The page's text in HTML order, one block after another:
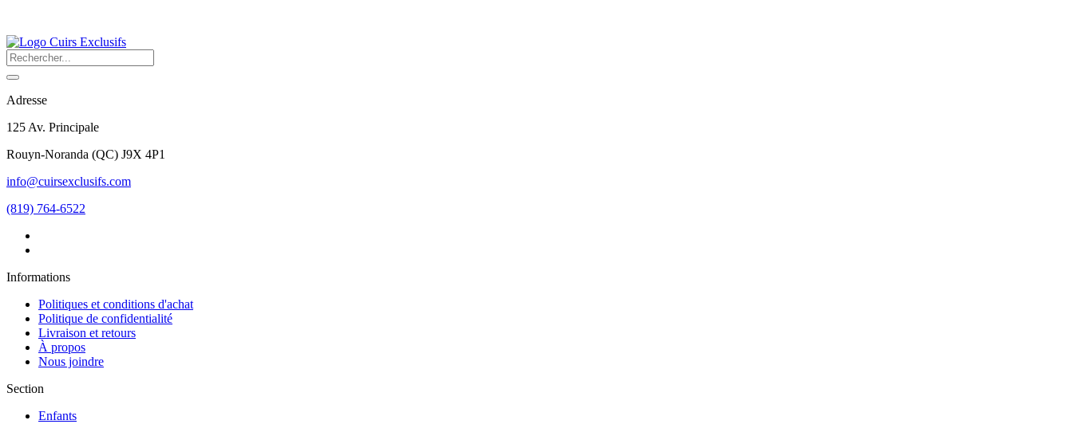
Adresse
125 Av. Principale
Rouyn-Noranda (QC) J9X 4P1
info@cuirsexclusifs.com
(819) 764-6522
Informations
Politiques et conditions d'achat
Politique de confidentialité
Livraison et retours
À propos
Nous joindre
Section
Enfants